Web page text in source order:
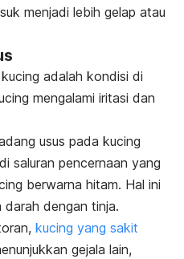
menjadi lebih gelap atau
adalah kondisi di
mengalami iritasi dan
usus pada kucing
saluran pencernaan yang
berwarna hitam. Hal ini
dengan tinja.
kucing yang sakit
gejala lain,